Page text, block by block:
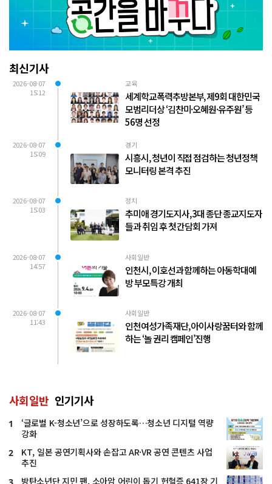
최신기사
2026-08-07
15:12
교육
세계학교폭력추방본부, 제9회 대한민국
모범리더상 ‘김찬미·오혜원·유주원’ 등
56명 선정
2026-08-07
15:09
경기
시흥시, 청년이 직접 점검하는 청년정책
모니터링 본격 추진
2026-08-07
15:03
정치
추미애 경기도지사, 3대 종단 종교지도자
들과 취임 후 첫 간담회 가져
2026-08-07
14:57
사회일반
인천시, 이호선과 함께하는 아동학대예
방 부모특강 개최
2026-08-07
11:43
사회일반
인천여성가족재단, 아이사랑꿈터와 함께
하는 ‘놀 권리 캠페인’진행
사회일반 인기기사
1
‘글로벌 K-청소년’으로 성장하도록…청소년 디지털 역량
강화
2
KT, 일본 공연기획사와 손잡고 AR·VR 공연 콘텐츠 사업
추진
3 방탄소년단 지민 팬, 소아암 어린이 돕기 헌혈증 641장 기